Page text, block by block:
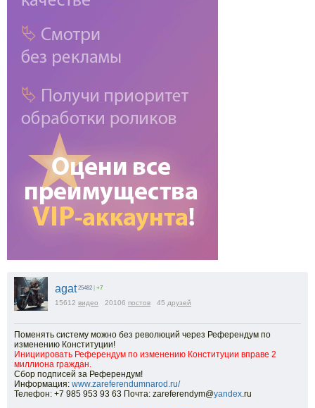
agat 25482 +7
15612 видео 20106 постов 45 друзей
Поменять систему можно без революций через Референдум по
изменению Конституции!
Инициировать Референдум по изменению Конституции вправе 2
миллиона граждан.
Сбор подписей за Референдум!
Информация: www.zareferendumnarod.ru/
Телефон: +7 985 953 93 63 Почта: zareferendym@yandex.ru